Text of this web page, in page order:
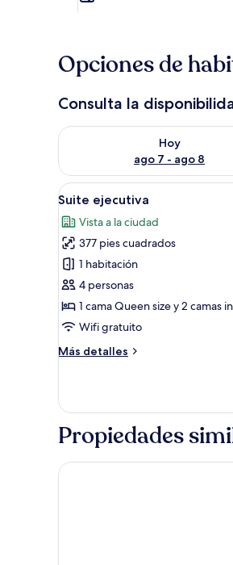
Opciones de
Consulta la
Hoy
ago 7 - ago 8
Consulta la disponibilidad
Abrir
todas
las
fotos
de
Suite
ejecutiva
26
Suite ejecutiva
Vista a la ciudad
377 pies cuadrados
1 habitación
4 personas
1 cama Queen size y 2 camas
Wifi gratuito
Más detalles
Más
ejecutiva
Propiedades
Pousada EntreMares